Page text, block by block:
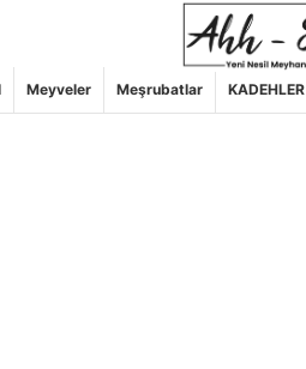
Meyveler Meşrubatlar KADEHLER